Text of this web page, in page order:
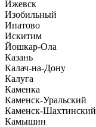
Ижевск
Изобильный
Ипатово
Искитим
Йошкар-Ола
Казань
Калач-на-Дону
Калуга
Каменка
Каменск-Уральский
Каменск-Шахтинский
Камышин